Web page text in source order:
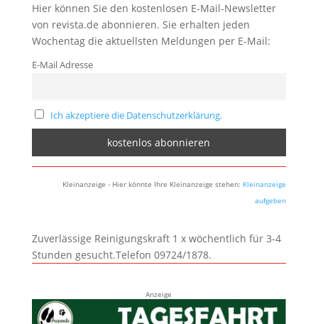
Hier können Sie den kostenlosen E-Mail-Newsletter
von revista.de abonnieren. Sie erhalten jeden
Wochentag die aktuellsten Meldungen per E-Mail:
E-Mail Adresse
Ich akzeptiere die Datenschutzerklärung.
Kleinanzeige - Hier könnte Ihre Kleinanzeige stehen: Kleinanzeige
aufgeben
Zuverlässige Reinigungskraft 1 x wöchentlich für 3-4
Stunden gesucht.Telefon 09724/1878.
Anzeige